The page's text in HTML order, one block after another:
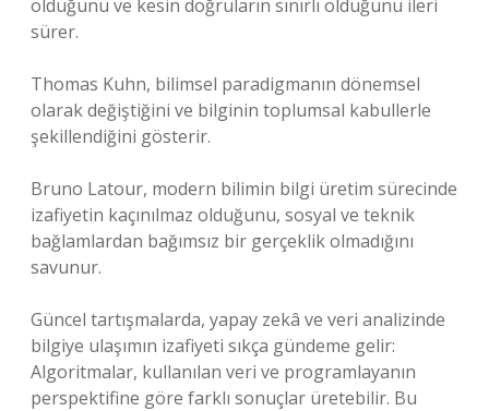
olduğunu ve kesin doğruların sınırlı olduğunu ileri
sürer.
Thomas Kuhn, bilimsel paradigmanın dönemsel
olarak değiştiğini ve bilginin toplumsal kabullerle
şekillendiğini gösterir.
Bruno Latour, modern bilimin bilgi üretim sürecinde
izafiyetin kaçınılmaz olduğunu, sosyal ve teknik
bağlamlardan bağımsız bir gerçeklik olmadığını
savunur.
Güncel tartışmalarda, yapay zekâ ve veri analizinde
bilgiye ulaşımın izafiyeti sıkça gündeme gelir:
Algoritmalar, kullanılan veri ve programlayanın
perspektifine göre farklı sonuçlar üretebilir. Bu